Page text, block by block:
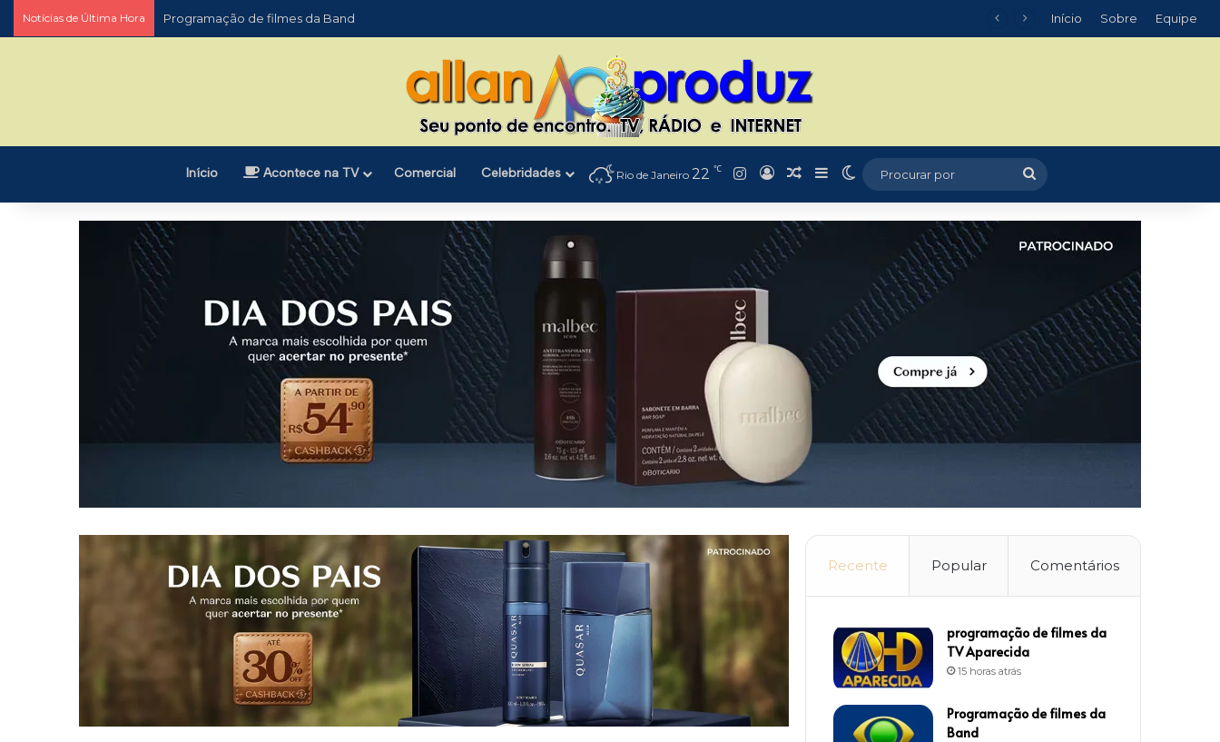
Notícias de Última Hora Programação de filmes da Band Início Sobre Equipe
Início Acontece na TV Comercial Celebridades Rio de Janeiro 22 ℃ Instagram
EntrarArtigo aleatório
Barra Lateral
Switch skin
Procurar
por
Recente Popular Comentários
programação de filmes da
TV Aparecida
15 horas atrás
Programação de filmes da
Band